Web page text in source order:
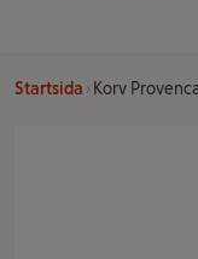
Startsida Korv